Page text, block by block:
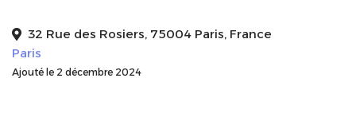
32 Rue des Rosiers, 75004 Paris, France
Paris
Ajouté le 2 décembre 2024